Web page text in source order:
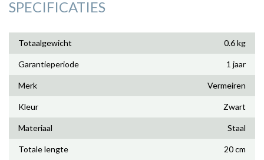
SPECIFICATIES
Totaalgewicht 0.6 kg
Garantieperiode 1 jaar
Merk Vermeiren
Kleur Zwart
Materiaal Staal
Totale lengte 20 cm